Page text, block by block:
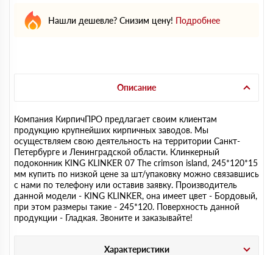
Нашли дешевле? Снизим цену! Подробнее
Описание
Компания КирпичПРО предлагает своим клиентам
продукцию крупнейших кирпичных заводов. Мы
осуществляем свою деятельность на территории Санкт-
Петербурге и Ленинградской области. Клинкерный
подоконник KING KLINKER 07 The crimson island, 245*120*15
мм купить по низкой цене за шт/упаковку можно связавшись
с нами по телефону или оставив заявку. Производитель
данной модели - KING KLINKER, она имеет цвет - Бордовый,
при этом размеры такие - 245*120. Поверхность данной
продукции - Гладкая. Звоните и заказывайте!
Характеристики